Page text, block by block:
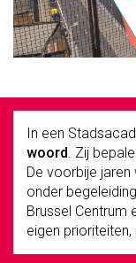
In een
woord . Zij
De voorbije
onder
Brussel Centrum
eigen